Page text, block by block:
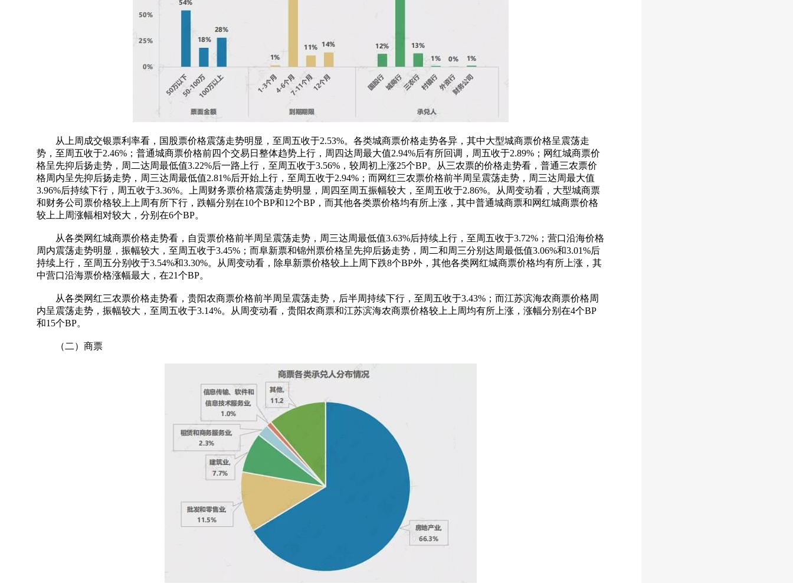
从上周成交银票利率看，国股票价格震荡走势明显，至周五收于2.53%。各类城商票价格走势各异，其中大型城商票价格呈震荡走
势，至周五收于2.46%；普通城商票价格前四个交易日整体趋势上行，周四达周最大值2.94%后有所回调，周五收于2.89%；网红城商票价
格呈先抑后扬走势，周二达周最低值3.22%后一路上行，至周五收于3.56%，较周初上涨25个BP。从三农票的价格走势看，普通三农票价
格周内呈先抑后扬走势，周三达周最低值2.81%后开始上行，至周五收于2.94%；而网红三农票价格前半周呈震荡走势，周三达周最大值
3.96%后持续下行，周五收于3.36%。上周财务票价格震荡走势明显，周四至周五振幅较大，至周五收于2.86%。从周变动看，大型城商票
和财务公司票价格较上上周有所下行，跌幅分别在10个BP和12个BP，而其他各类票价格均有所上涨，其中普通城商票和网红城商票价格
较上上周涨幅相对较大，分别在6个BP。
从各类网红城商票价格走势看，自贡票价格前半周呈震荡走势，周三达周最低值3.63%后持续上行，至周五收于3.72%；营口沿海价格
周内震荡走势明显，振幅较大，至周五收于3.45%；而阜新票和锦州票价格呈先抑后扬走势，周二和周三分别达周最低值3.06%和3.01%后
持续上行，至周五分别收于3.54%和3.30%。从周变动看，除阜新票价格较上上周下跌8个BP外，其他各类网红城商票价格均有所上涨，其
中营口沿海票价格涨幅最大，在21个BP。
从各类网红三农票价格走势看，贵阳农商票价格前半周呈震荡走势，后半周持续下行，至周五收于3.43%；而江苏滨海农商票价格周
内呈震荡走势，振幅较大，至周五收于3.14%。从周变动看，贵阳农商票和江苏滨海农商票价格较上上周均有所上涨，涨幅分别在4个BP
和15个BP。
（二）商票